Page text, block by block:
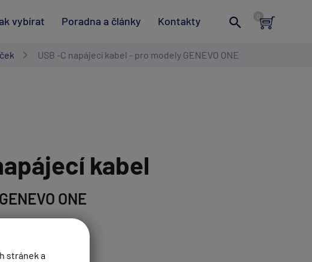
stránek a
vybírat Poradna a články Kontakty
USB -C napájecí kabel - pro modely GENEVO ONE
kabel
ONE